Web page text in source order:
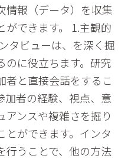
情報（データ）を収集
ができます。 1.主観的
タビューは、を深く掘
のに役立ちます。研究
者と直接会話をするこ
加者の経験、視点、意
アンスや複雑さを掘り
とができます。インタ
行うことで、他の方法